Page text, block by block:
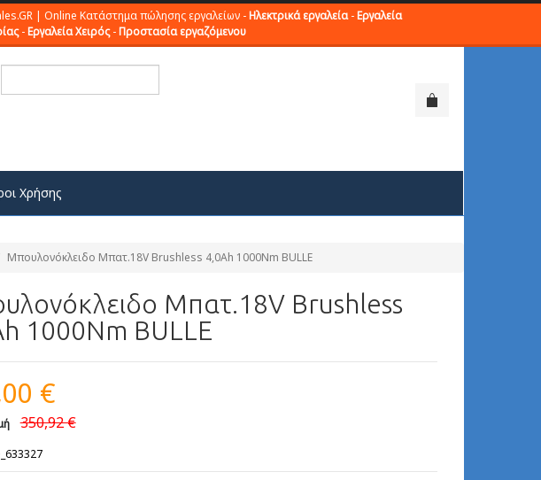
| Online Κατάστημα πώλησης εργαλείων -Ηλεκτρικά εργαλεία-Εργαλεία
-Εργαλεία Χειρός-Προστασία εργαζόμενου
Χρήσης
Μπουλονόκλειδο Μπατ.18V Brushless 4,0Ah 1000Nm BULLE
Μπατ.18V Brushless
1000Nm BULLE
€
350,92 €